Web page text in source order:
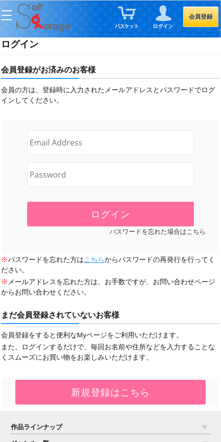
会員登録
ログイン
会員登録がお済みのお客様
会員の方は、登録時に入力されたメールアドレスとパスワードでログ
インしてください。
パスワードを忘れた場合はこちら
※パスワードを忘れた方はこちらからパスワードの再発行を行ってく
ださい。
※ メールアドレスを忘れた方は、お手数ですが、お問い合わせページ
からお問い合わせください。
まだ会員登録されていないお客様
会員登録をすると便利なMyページをご利用いただけます。
また、ログインするだけで、毎回お名前や住所などを入力することな
くスムーズにお買い物をお楽しみいただけます。
作品ラインナップ